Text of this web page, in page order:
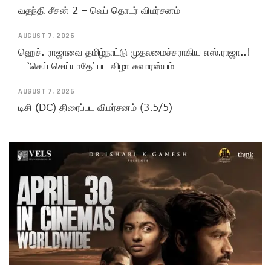
வதந்தி சீசன் 2 – வெப் தொடர் விமர்சனம்
AUGUST 7, 2026
ஹெச். ராஜாவை தமிழ்நாட்டு முதலமைச்சராகிய எஸ்.ராஜா..!
– ‘செய் செய்யாதே’ பட விழா சுவாரஸ்யம்
AUGUST 7, 2026
டிசி (DC) திரைப்பட விமர்சனம் (3.5/5)